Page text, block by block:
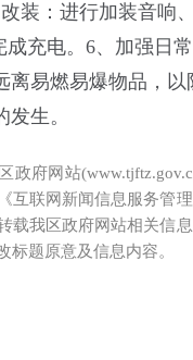
装：进行加装音响
充电。6、加强日常
离易燃易爆物品，
生。
政府网站
互联网新闻信息服务管
载我区政府网站相关信
标题原意及信息内容。